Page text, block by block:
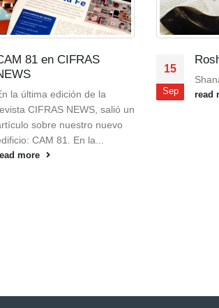
15
Sep
Rosh Hashaná 2015
read more